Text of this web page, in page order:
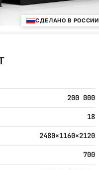
СДЕЛАНО В РОССИИ
200 000
18
2480×1160×2120
700